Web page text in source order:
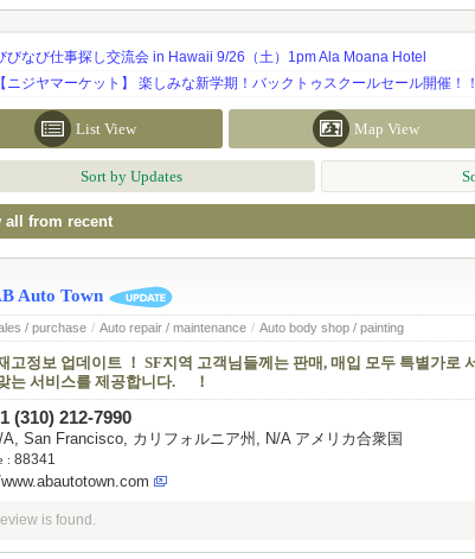
びなび仕事探し交流会 in Hawaii 9/26（土）1pm Ala Moana Hotel
【ニジヤマーケット】 楽しみな新学期！バックトゥスクールセール開催！！
List View Map View
Sort by Updates
all from recent
Auto Town
/ purchase / Auto repair / maintenance / Auto body shop / painting
고정보 업데이트 ！ SF지역 고객님들께는 판매, 매입 모두 특별가로
는 서비스를 제공합니다. ！
(310) 212-7990
A, San Francisco, カリフォルニア州, N/A アメリカ合衆国
: 88341
is found.